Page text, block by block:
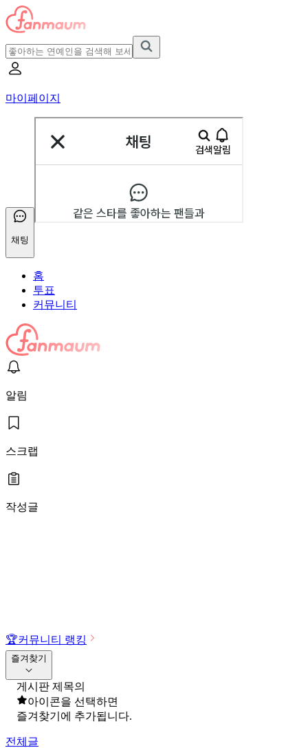
마이페이지
채팅
홈
투표
커뮤니티
알림
스크랩
작성글
🏆커뮤니티 랭킹
즐겨찾기
게시판 제목의
아이콘을 선택하면
즐겨찾기에 추가됩니다.
전체글